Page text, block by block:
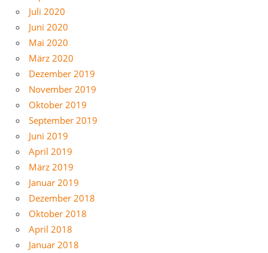
Juli 2020
Juni 2020
Mai 2020
März 2020
Dezember 2019
November 2019
Oktober 2019
September 2019
Juni 2019
April 2019
März 2019
Januar 2019
Dezember 2018
Oktober 2018
April 2018
Januar 2018